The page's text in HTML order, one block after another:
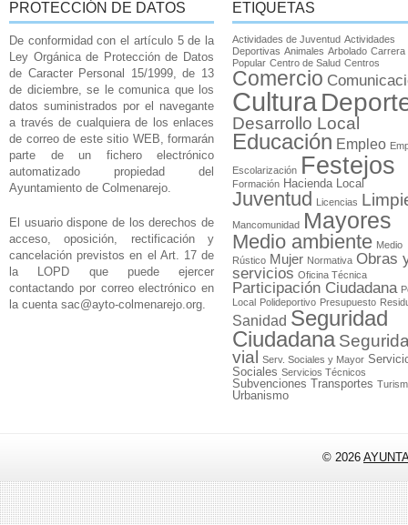
PROTECCIÓN DE DATOS
De conformidad con el artículo 5 de la
Ley Orgánica de Protección de Datos
de Caracter Personal 15/1999, de 13
de diciembre, se le comunica que los
datos suministrados por el navegante
a través de cualquiera de los enlaces
de correo de este sitio WEB, formarán
parte de un fichero electrónico
automatizado propiedad del
Ayuntamiento de Colmenarejo.
El usuario dispone de los derechos de
acceso, oposición, rectificación y
cancelación previstos en el Art. 17 de
la LOPD que puede ejercer
contactando por correo electrónico en
la cuenta sac@ayto-colmenarejo.org.
ETIQUETAS
Actividades de Juventud Actividades
Deportivas Animales Arbolado Carrera
Popular Centro de Salud Centros
Comercio
Cultura
Desarrollo Local
Educación Empleo
Escolarización Festejos
Formación Hacienda Local
Juventud Licencias
Mancomunidad Mayores
Medio ambiente Medio
Rústico Mujer Normativa Obras
servicios Oficina Técnica
Participación Ciudadana
Local Polideportivo Presupuesto
Sanidad Seguridad
Ciudadana
vial
Serv. Sociales y Mayor
Sociales Servicios Técnicos
Subvenciones Transportes
Urbanismo
© 2026